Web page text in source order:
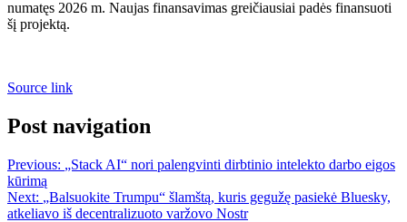
numatęs 2026 m. Naujas finansavimas greičiausiai padės finansuoti
šį projektą.
Source link
Post navigation
Previous: „Stack AI“ nori palengvinti dirbtinio intelekto darbo eigos
kūrimą
Next: „Balsuokite Trumpu“ šlamštą, kuris gegužę pasiekė Bluesky,
atkeliavo iš decentralizuoto varžovo Nostr